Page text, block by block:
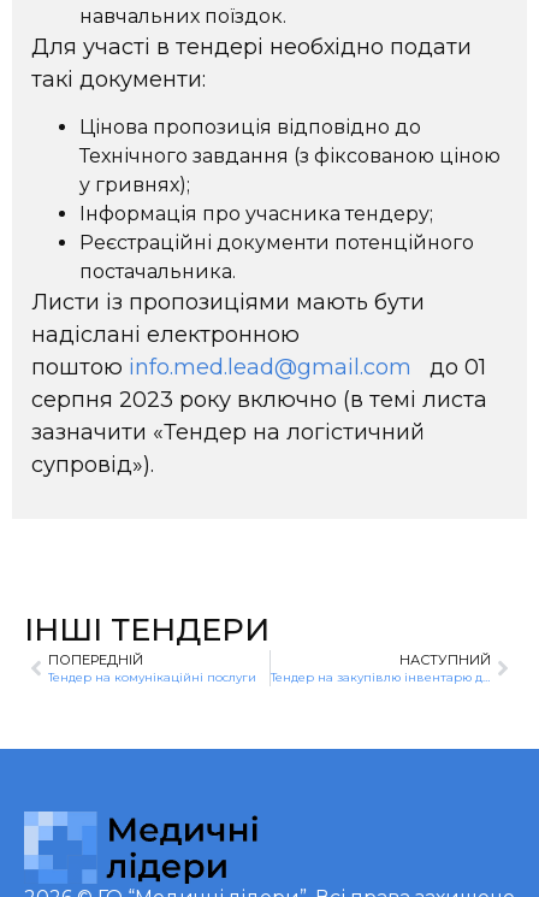
навчальних поїздок.
Для участі в тендері необхідно подати
такі документи:
Цінова пропозиція відповідно до
Технічного завдання (з фіксованою ціною
у гривнях);
Інформація про учасника тендеру;
Реєстраційні документи потенційного
постачальника.
Листи із пропозиціями мають бути
надіслані електронною
поштою info.med.lead@gmail.com до 01
серпня 2023 року включно (в темі листа
зазначити «Тендер на логістичний
супровід»).
ІНШІ ТЕНДЕРИ
ПОПЕРЕДНІЙ
Тендер на комунікаційні послуги
НАСТУПНИЙ